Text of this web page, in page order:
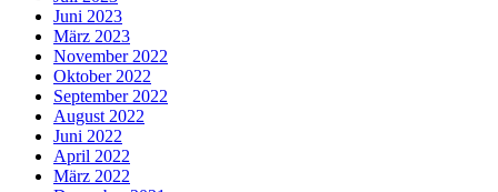
Juni 2023
März 2023
November 2022
Oktober 2022
September 2022
August 2022
Juni 2022
April 2022
März 2022